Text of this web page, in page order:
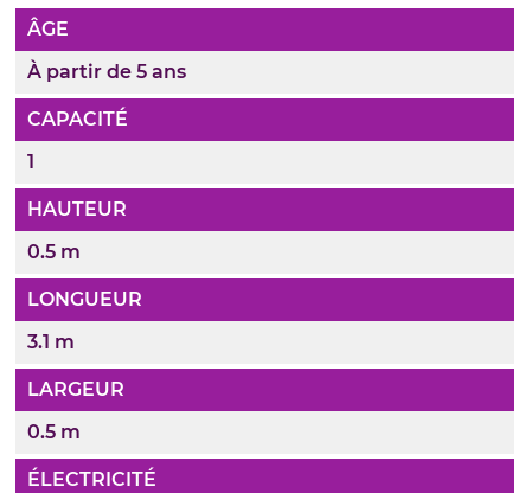
ÂGE
À partir de 5 ans
CAPACITÉ
1
HAUTEUR
0.5 m
LONGUEUR
3.1 m
LARGEUR
0.5 m
ÉLECTRICITÉ